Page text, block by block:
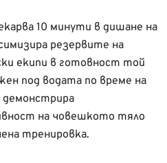
10 минути в дишане на
резервите на
екипи в готовност той
под водата по време на
на човешкото тяло
тренировка.